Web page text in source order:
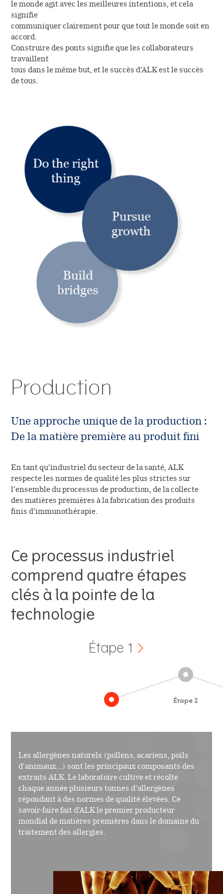
européenne.
PREMIER COMPRIMÉ DE DÉSENSIBILISATION
AUX ACARIENS
Le premier comprimé de désensibilisation aux
acariens est approuvé en Europe.
le monde agit avec les meilleures intentions, et cela
signifie
communiquer clairement pour que tout le monde soit en
accord.
Construire des ponts signifie que les collaborateurs
travaillent
tous dans le même but, et le succès d’ALK est le succès
de tous.
Production
Une approche unique de la production :
De la matière première au produit fini
En tant qu’industriel du secteur de la santé, ALK
respecte les normes de qualité les plus strictes sur
l’ensemble du processus de production, de la collecte
des matières premières à la fabrication des produits
finis d’immunothérapie.
Ce processus industriel
comprend quatre étapes
clés à la pointe de la
technologie
Étape 1
Étape 2
Les allergènes naturels (pollens, acariens, poils
d’animaux...) sont les principaux composants des
extraits ALK. Le laboratoire cultive et récolte
chaque année plusieurs tonnes d’allergènes
répondant à des normes de qualité élevées. Ce
savoir-faire fait d’ALK le premier producteur
mondial de matières premières dans le domaine du
traitement des allergies.